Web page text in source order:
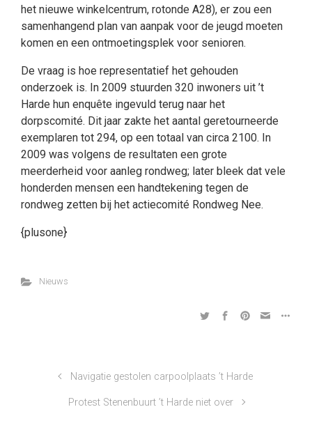
het nieuwe winkelcentrum, rotonde A28), er zou een
samenhangend plan van aanpak voor de jeugd moeten
komen en een ontmoetingsplek voor senioren.
De vraag is hoe representatief het gehouden
onderzoek is. In 2009 stuurden 320 inwoners uit ’t
Harde hun enquête ingevuld terug naar het
dorpscomité. Dit jaar zakte het aantal geretourneerde
exemplaren tot 294, op een totaal van circa 2100. In
2009 was volgens de resultaten een grote
meerderheid voor aanleg rondweg; later bleek dat vele
honderden mensen een handtekening tegen de
rondweg zetten bij het actiecomité Rondweg Nee.
{plusone}
Nieuws
Navigatie gestolen carpoolplaats ’t Harde
Protest Stenenbuurt ’t Harde niet over